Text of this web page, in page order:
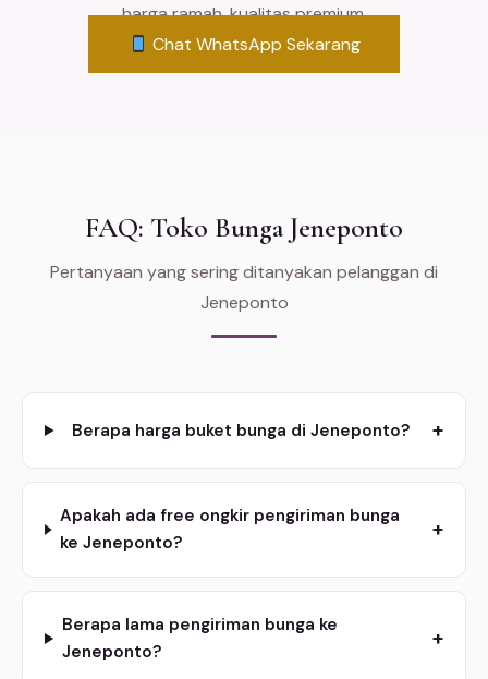
harga ramah, kualitas premium.
Chat WhatsApp Sekarang
FAQ: Toko Bunga Jeneponto
Pertanyaan yang sering ditanyakan pelanggan di
Jeneponto
Berapa harga buket bunga di Jeneponto? +
Apakah ada free ongkir pengiriman bunga
ke Jeneponto?
+
Berapa lama pengiriman bunga ke
Jeneponto?
+